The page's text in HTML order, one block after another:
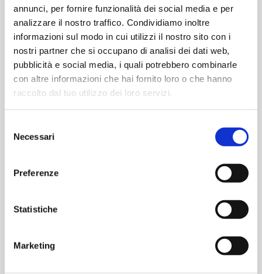
annunci, per fornire funzionalità dei social media e per
analizzare il nostro traffico. Condividiamo inoltre
informazioni sul modo in cui utilizzi il nostro sito con i
nostri partner che si occupano di analisi dei dati web,
pubblicità e social media, i quali potrebbero combinarle
con altre informazioni che hai fornito loro o che hanno
raccolto dal tuo utilizzo dei loro servizi.
delNecessari
Preferenze
Statistiche
Marketing
I giorni di sosta possono essere utilizzati anche in
maniera non continuativa.
163,00 €